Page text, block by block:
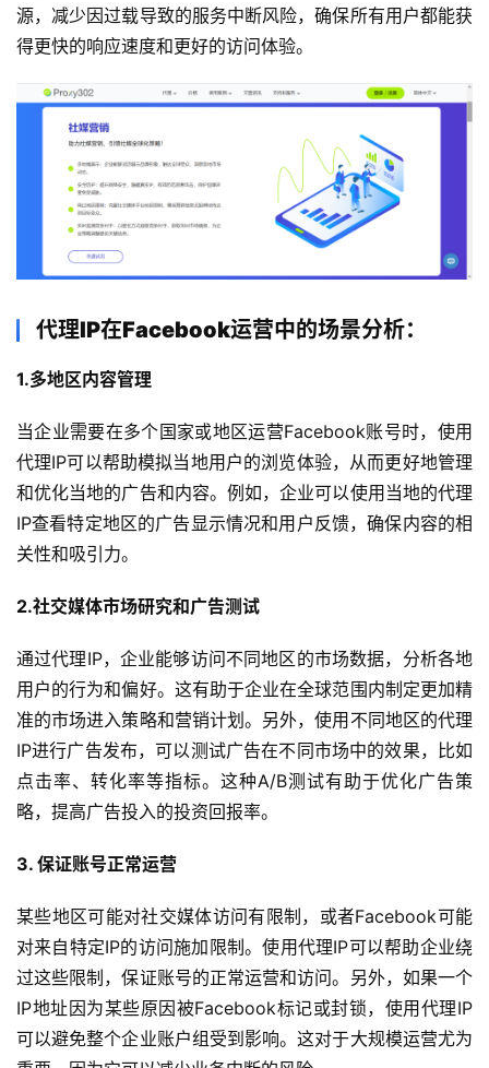
源，减少因过载导致的服务中断风险，确保所有用户都能获
得更快的响应速度和更好的访问体验。
代理IP在Facebook运营中的场景分析：
1.多地区内容管理
当企业需要在多个国家或地区运营Facebook账号时，使用
代理IP可以帮助模拟当地用户的浏览体验，从而更好地管理
和优化当地的广告和内容。例如，企业可以使用当地的代理
IP查看特定地区的广告显示情况和用户反馈，确保内容的相
关性和吸引力。
2.社交媒体市场研究和广告测试
通过代理IP，企业能够访问不同地区的市场数据，分析各地
用户的行为和偏好。这有助于企业在全球范围内制定更加精
准的市场进入策略和营销计划。另外，使用不同地区的代理
IP进行广告发布，可以测试广告在不同市场中的效果，比如
点击率、转化率等指标。这种A/B测试有助于优化广告策
略，提高广告投入的投资回报率。
3. 保证账号正常运营
某些地区可能对社交媒体访问有限制，或者Facebook可能
对来自特定IP的访问施加限制。使用代理IP可以帮助企业绕
过这些限制，保证账号的正常运营和访问。另外，如果一个
IP地址因为某些原因被Facebook标记或封锁，使用代理IP
可以避免整个企业账户组受到影响。这对于大规模运营尤为